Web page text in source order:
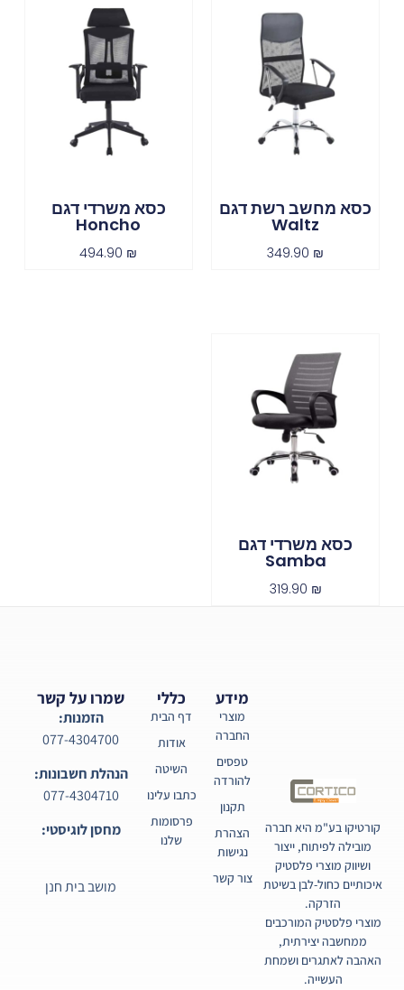
כסא מחשב רשת דגם
Waltz
349.90 ₪
כסא משרדי דגם
Honcho
494.90 ₪
כסא משרדי דגם
Samba
319.90 ₪
קורטיקו בע"מ היא חברה
מובילה לפיתוח, ייצור
ושיווק מוצרי פלסטיק
איכותיים כחול-לבן בשיטת
הזרקה.
מוצרי פלסטיק המורכבים
ממחשבה יצירתית,
האהבה לאתגרים ושמחת
העשייה.
כללי
דף הבית
אודות
השיטה
כתבו עלינו
פרסומות
שלנו
מידע
מוצרי
החברה
טפסים
להורדה
תקנון
הצהרת
נגישות
צור קשר
שמרו על קשר
הזמנות:
077-4304700
הנהלת חשבונות:
077-4304710
מחסן לוגיסטי:
מושב בית חנן